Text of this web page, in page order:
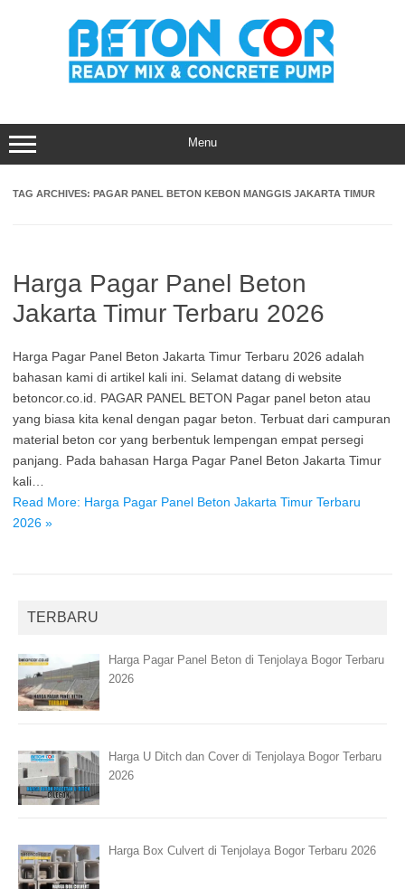
Menu
TAG ARCHIVES: PAGAR PANEL BETON KEBON MANGGIS JAKARTA TIMUR
Harga Pagar Panel Beton
Jakarta Timur Terbaru 2026
Harga Pagar Panel Beton Jakarta Timur Terbaru 2026 adalah
bahasan kami di artikel kali ini. Selamat datang di website
betoncor.co.id. PAGAR PANEL BETON Pagar panel beton atau
yang biasa kita kenal dengan pagar beton. Terbuat dari campuran
material beton cor yang berbentuk lempengan empat persegi
panjang. Pada bahasan Harga Pagar Panel Beton Jakarta Timur
kali…
Read More: Harga Pagar Panel Beton Jakarta Timur Terbaru
2026 »
TERBARU
Harga Pagar Panel Beton di Tenjolaya Bogor Terbaru
2026
Harga U Ditch dan Cover di Tenjolaya Bogor Terbaru
2026
Harga Box Culvert di Tenjolaya Bogor Terbaru 2026